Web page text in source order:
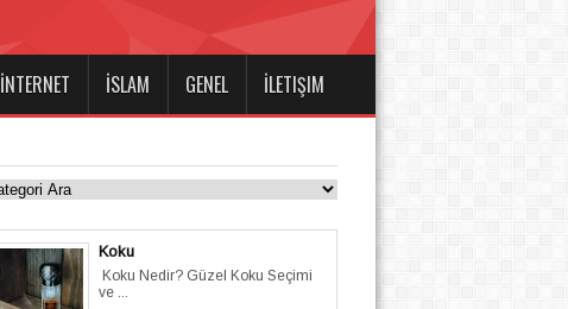
İNTERNET İSLAM GENEL İLETIŞIM
Koku
Koku Nedir? Güzel Koku Seçimi
ve ...